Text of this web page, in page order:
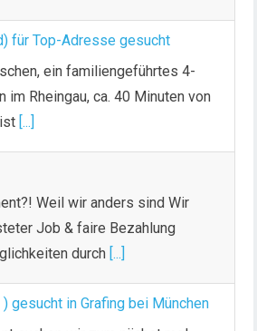
für Top-Adresse gesucht
ein familiengeführtes 4-
im Rheingau, ca. 40 Minuten von
[...]
Weil wir anders sind Wir
Job & faire Bezahlung
durch [...]
gesucht in Grafing bei München